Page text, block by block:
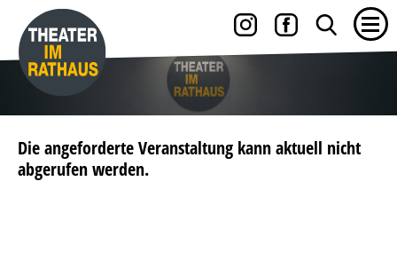
Die angeforderte Veranstaltung kann aktuell nicht
abgerufen werden.